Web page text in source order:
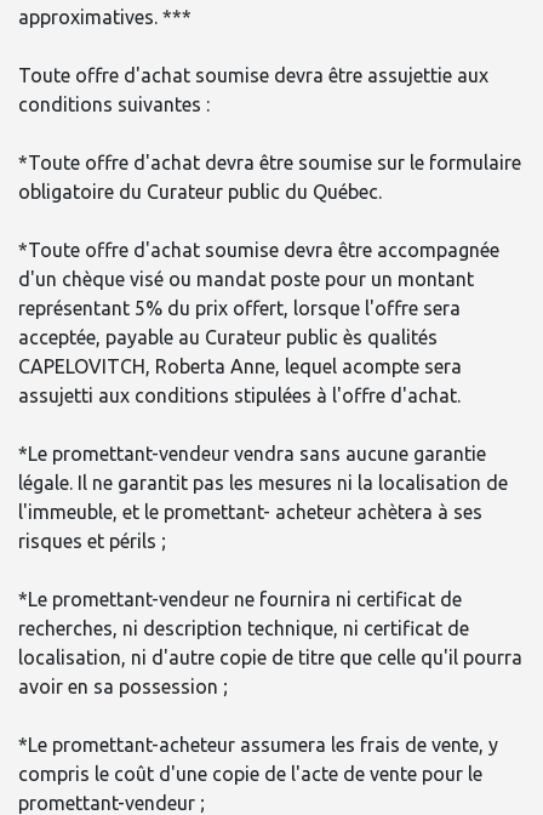
approximatives. ***
Toute offre d'achat soumise devra être assujettie aux
conditions suivantes :
*Toute offre d'achat devra être soumise sur le formulaire
obligatoire du Curateur public du Québec.
*Toute offre d'achat soumise devra être accompagnée
d'un chèque visé ou mandat poste pour un montant
représentant 5% du prix offert, lorsque l'offre sera
acceptée, payable au Curateur public ès qualités
CAPELOVITCH, Roberta Anne, lequel acompte sera
assujetti aux conditions stipulées à l'offre d'achat.
*Le promettant-vendeur vendra sans aucune garantie
légale. Il ne garantit pas les mesures ni la localisation de
l'immeuble, et le promettant- acheteur achètera à ses
risques et périls ;
*Le promettant-vendeur ne fournira ni certificat de
recherches, ni description technique, ni certificat de
localisation, ni d'autre copie de titre que celle qu'il pourra
avoir en sa possession ;
*Le promettant-acheteur assumera les frais de vente, y
compris le coût d'une copie de l'acte de vente pour le
promettant-vendeur ;